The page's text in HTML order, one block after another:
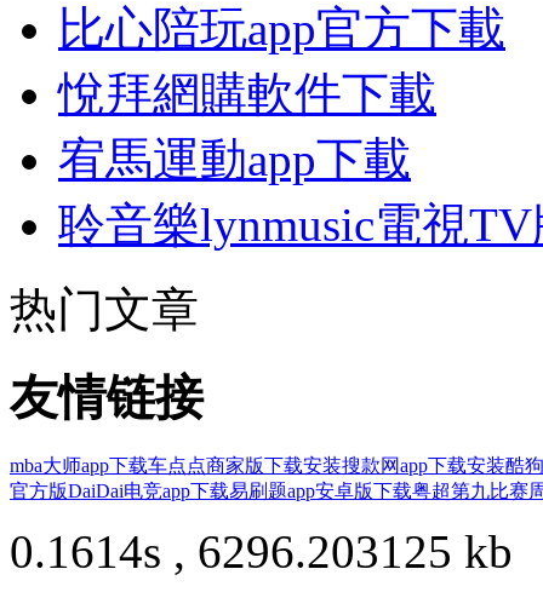
比心陪玩app官方下載
悅拜網購軟件下載
宥馬運動app下載
聆音樂lynmusic電視
热门文章
友情链接
mba大师app下载车点点商家版下载安装搜款网app下载安装酷
官方版DaiDai电竞app下载易刷题app安卓版下载粤超第九比赛
0.1614s , 6296.203125 kb